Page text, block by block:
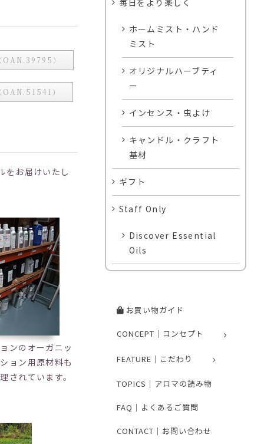
OAN.39795）
OAN.51541）
をお届けいたし
ンのオーガニッ
ョン用原材料も
されています。
毎日をより楽しく
ホームミスト・ハンド
ミスト
オリジナルハーブティ
ー
インセンス・虫よけ
キャンドル・クラフト
基材
ギフト
Staff Only
Discover Essential
Oils
お買い物ガイド
CONCEPT｜コンセプト
FEATURE｜こだわり
TOPICS｜アロマの読み物
FAQ｜よくあるご質問
CONTACT｜お問い合わせ